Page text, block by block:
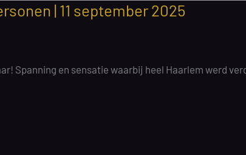
| 11 september 2025
Spanning en sensatie waarbij heel Haarlem werd